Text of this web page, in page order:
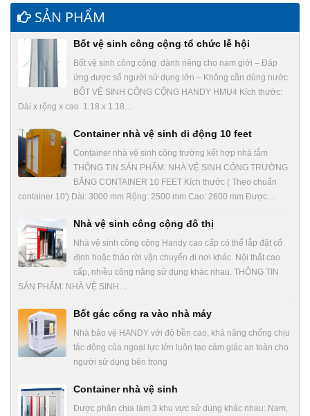
SẢN PHẨM
Bốt vệ sinh công cộng tổ chức lễ hội
Bốt vệ sinh công cộng dành riêng cho nam giới – Đáp
ứng được số người sử dụng lớn – Không cần dùng nước
BỐT VỆ SINH CÔNG CỘNG HANDY HMU4 Kích thước:
Dài x rộng x cao 1.18 x 1.18…
Container nhà vệ sinh di động 10 feet
Container nhà vệ sinh công trường kết hợp nhà tắm
THÔNG TIN SẢN PHẨM: NHÀ VỆ SINH CÔNG TRƯỜNG
BẰNG CONTAINER 10 FEET Kích thước ( Theo chuẩn
container 10′) Dài: 3000 mm Rộng: 2500 mm Cao: 2600 mm Được…
Nhà vệ sinh công cộng đô thị
Nhà vệ sinh công cộng Handy cao cấp có thể lắp đặt cố
định hoặc tháo rời vận chuyển đi nơi khác. Nội thất cao
cấp, nhiều công năng sử dụng khác nhau. THÔNG TIN
SẢN PHẨM: NHÀ VỆ SINH…
Bốt gác cổng ra vào nhà máy
Nhà bảo vệ HANDY với độ bền cao, khả năng chống chịu
tác động của ngoại lực lớn luôn tạo cảm giác an toàn cho
người sử dụng bên trong
Container nhà vệ sinh
Được phân chia làm 3 khu vực sử dụng khác nhau: Nam,